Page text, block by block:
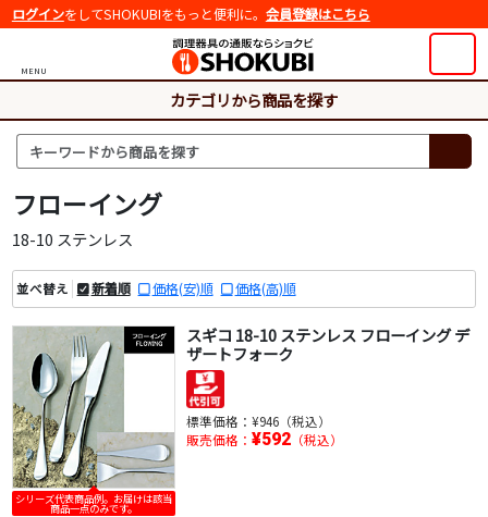
ログインをしてSHOKUBIをもっと便利に。 会員登録はこちら
MENU
カテゴリから商品を探す
フローイング
18-10 ステンレス
並べ替え 新着順 価格(安)順 価格(高)順
シリーズ代表商品例。お届けは該当
商品一点のみです。
スギコ 18-10 ステンレス フローイング デ
ザートフォーク
標準価格： ¥946（税込）
販売価格： ¥592（税込）